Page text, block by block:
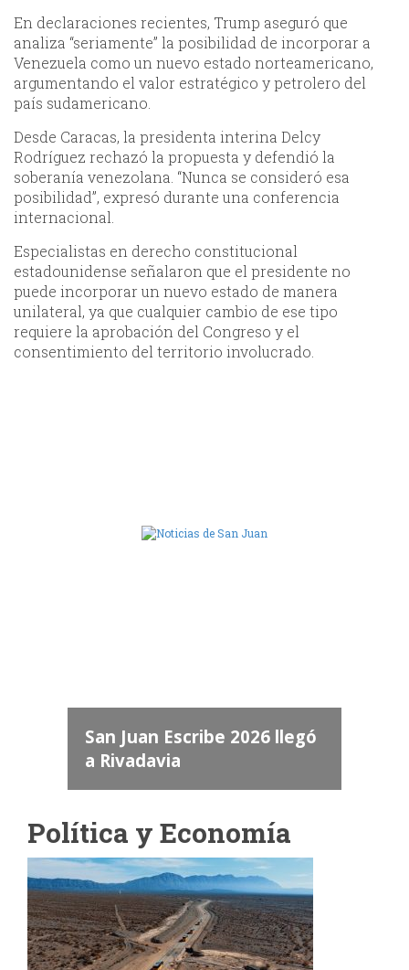
En declaraciones recientes, Trump aseguró que
analiza “seriamente” la posibilidad de incorporar a
Venezuela como un nuevo estado norteamericano,
argumentando el valor estratégico y petrolero del
país sudamericano.
Desde Caracas, la presidenta interina Delcy
Rodríguez rechazó la propuesta y defendió la
soberanía venezolana. “Nunca se consideró esa
posibilidad”, expresó durante una conferencia
internacional.
Especialistas en derecho constitucional
estadounidense señalaron que el presidente no
puede incorporar un nuevo estado de manera
unilateral, ya que cualquier cambio de ese tipo
requiere la aprobación del Congreso y el
consentimiento del territorio involucrado.
Abren la inscripción para la
Mención de Honor Maestro
Mario Pérez 2026
Política y Economía